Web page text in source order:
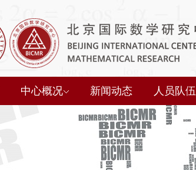
中心概况 新闻动态 人员队伍